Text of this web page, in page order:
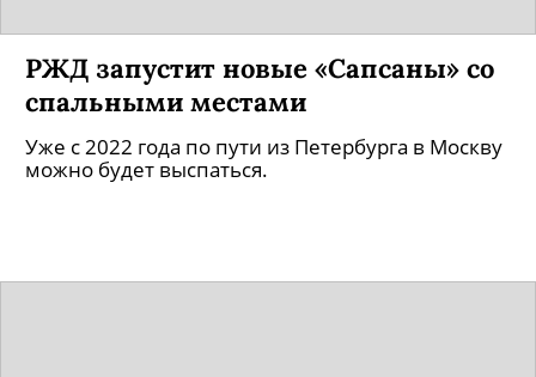
РЖД запустит новые «Сапсаны» со
спальными местами
Уже с 2022 года по пути из Петербурга в Москву
можно будет выспаться.